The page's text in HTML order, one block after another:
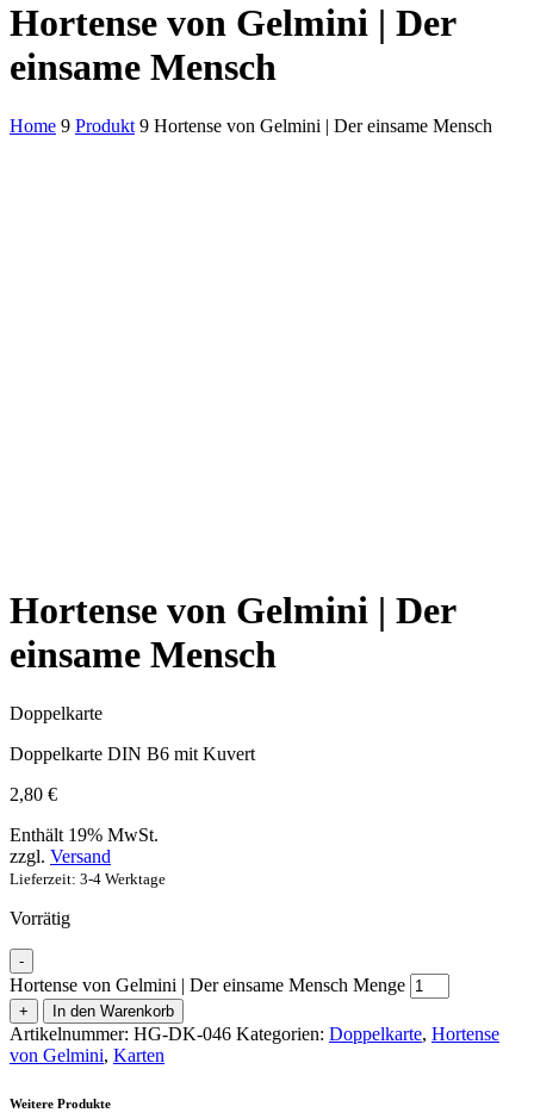
Hortense von Gelmini | Der
einsame Mensch
Home 9 Produkt 9 Hortense von Gelmini | Der einsame Mensch
Hortense von Gelmini | Der
einsame Mensch
Doppelkarte
Doppelkarte DIN B6 mit Kuvert
2,80 €
Enthält 19% MwSt.
zzgl. Versand
Lieferzeit: 3-4 Werktage
Vorrätig
-
Hortense von Gelmini | Der einsame Mensch Menge
+ In den Warenkorb
Artikelnummer: HG-DK-046 Kategorien: Doppelkarte, Hortense
von Gelmini, Karten
Weitere Produkte